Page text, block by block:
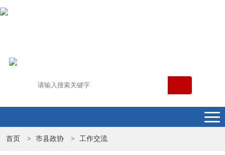
首页 > 市县政协 > 工作交流